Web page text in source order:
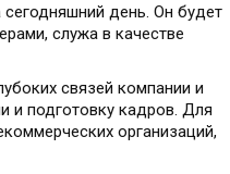
день. Он будет
служа в качестве
связей компании и
и подготовку кадров. Для
организаций,